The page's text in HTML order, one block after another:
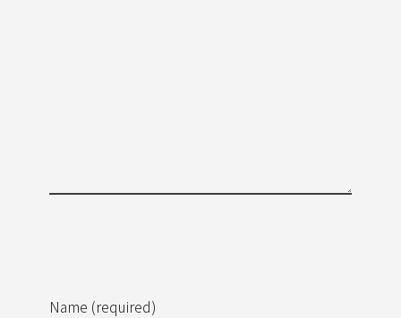
Name (required)